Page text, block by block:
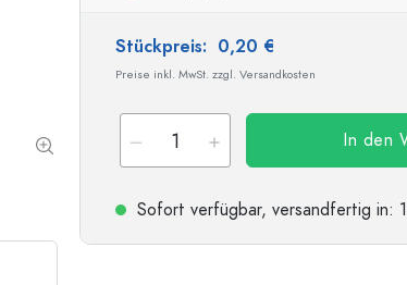
Glas- & Weinballons
Stückpreis: 0,20 €
Preise inkl. MwSt. zzgl. Versandkosten
In den
Sofort verfügbar, versandfertig in: